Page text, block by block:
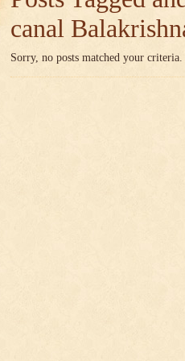
canal
Sorry, no posts matched your criteria.